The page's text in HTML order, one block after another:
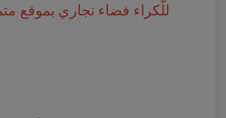
للّكراء فضاء تجاري بموقع متميز